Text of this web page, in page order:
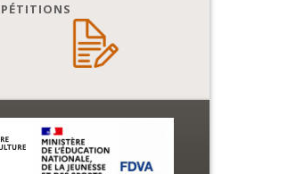
PÉTITIONS